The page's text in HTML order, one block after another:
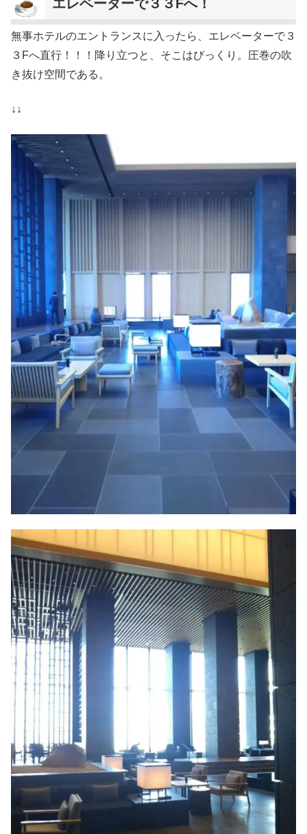
エレベーターで３３Fへ！
無事ホテルのエントランスに入ったら、エレベーターで３
３Fへ直行！！！降り立つと、そこはびっくり。圧巻の吹
き抜け空間である。
↓↓